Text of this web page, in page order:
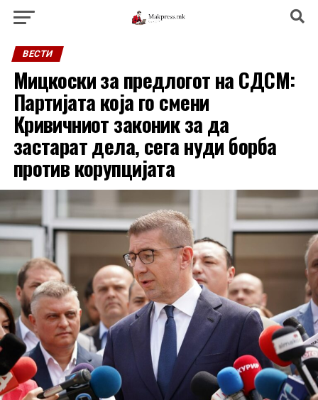
ВЕСТИ
Мицкоски за предлогот на СДСМ:
Партијата која го смени
Кривичниот законик за да
застарат дела, сега нуди борба
против корупцијата